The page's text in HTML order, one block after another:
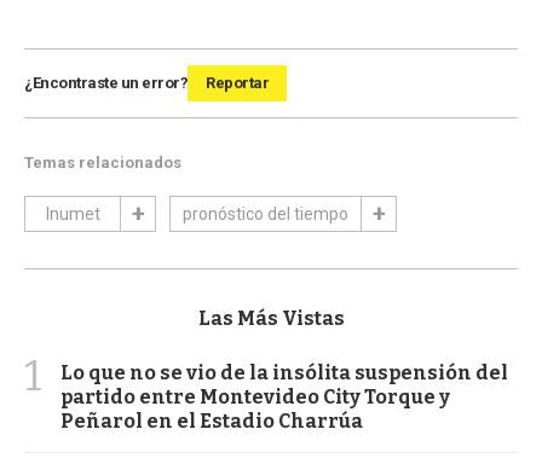
¿Encontraste un error? Reportar
Temas relacionados
Inumet pronóstico del tiempo
Las Más Vistas
1
Lo que no se vio de la insólita suspensión del
partido entre Montevideo City Torque y
Peñarol en el Estadio Charrúa